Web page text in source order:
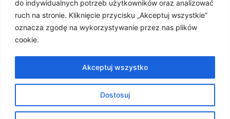
do indywidualnych potrzeb użytkowników oraz analizować
ruch na stronie. Kliknięcie przycisku „Akceptuj wszystkie”
oznacza zgodę na wykorzystywanie przez nas plików
cookie.
Dostosuj
Akceptuj wszystko
Partnerzy
Opinie
Polityka Prywatności